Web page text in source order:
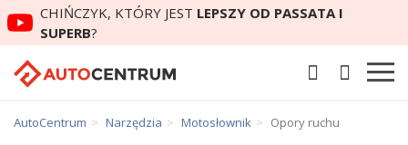
CHIŃCZYK, KTÓRY JEST LEPSZY OD PASSATA I
SUPERB?
AutoCentrum Narzędzia Motosłownik Opory ruchu